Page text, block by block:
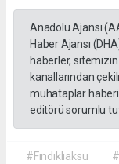
Anadolu Ajansı
Haber Ajansı
haberler,
kanallarından
muhataplar
editörü sorumlu
#Fındıklıaksu